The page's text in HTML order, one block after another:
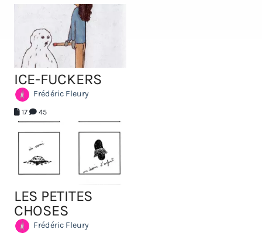
ICE-FUCKERS
Frédéric Fleury
17 45
LES PETITES
CHOSES
Frédéric Fleury